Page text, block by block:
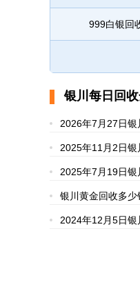
999白银回
银川每日回
2026年7月27日
343元 R型383元
2025年11月2日银
无折旧费无损耗
2025年7月19日
银川黄金回收多
克，24小时在线估
2024年12月5日